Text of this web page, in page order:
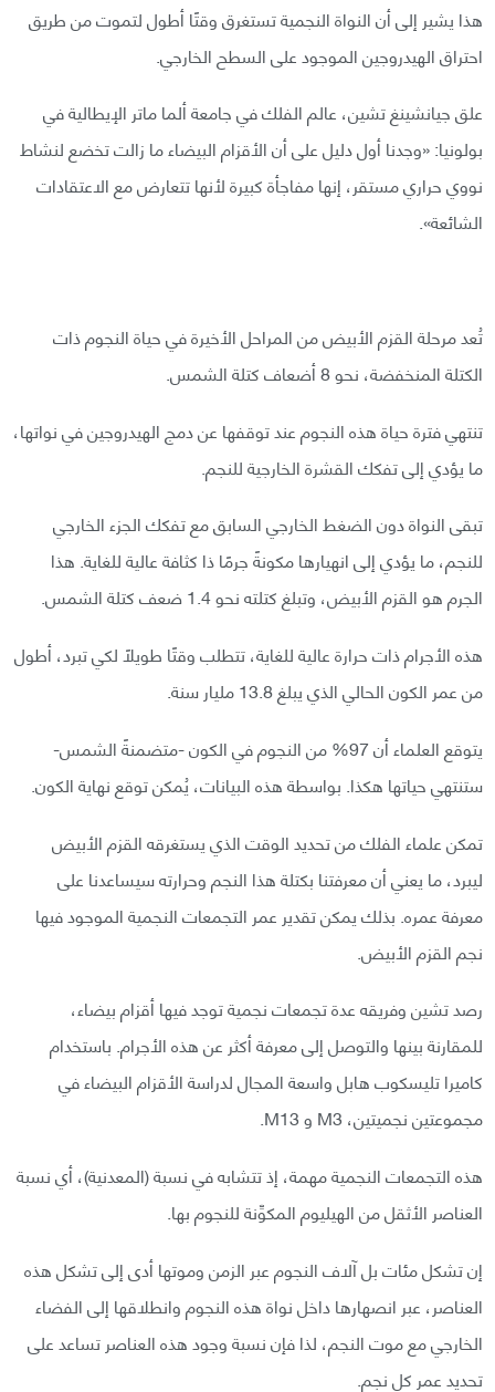
هذا يشير إلى أن النواة النجمية تستغرق وقتًا أطول لتموت من طريق
احتراق الهيدروجين الموجود على السطح الخارجي.
علق جيانشينغ تشين، عالم الفلك في جامعة ألما ماتر الإيطالية في
بولونيا: «وجدنا أول دليل على أن الأقزام البيضاء ما زالت تخضع لنشاط
نووي حراري مستقر، إنها مفاجأة كبيرة لأنها تتعارض مع الاعتقادات
الشائعة».
تُعد مرحلة القزم الأبيض من المراحل الأخيرة في حياة النجوم ذات
الكتلة المنخفضة، نحو 8 أضعاف كتلة الشمس.
تنتهي فترة حياة هذه النجوم عند توقفها عن دمج الهيدروجين في نواتها،
ما يؤدي إلى تفكك القشرة الخارجية للنجم.
تبقى النواة دون الضغط الخارجي السابق مع تفكك الجزء الخارجي
للنجم، ما يؤدي إلى انهيارها مكونةً جرمًا ذا كثافة عالية للغاية. هذا
الجرم هو القزم الأبيض، وتبلغ كتلته نحو 1.4 ضعف كتلة الشمس.
هذه الأجرام ذات حرارة عالية للغاية، تتطلب وقتًا طويلًا لكي تبرد، أطول
من عمر الكون الحالي الذي يبلغ 13.8 مليار سنة.
يتوقع العلماء أن 97% من النجوم في الكون -متضمنةً الشمس-
ستنتهي حياتها هكذا. بواسطة هذه البيانات، يُمكن توقع نهاية الكون.
تمكن علماء الفلك من تحديد الوقت الذي يستغرقه القزم الأبيض
ليبرد، ما يعني أن معرفتنا بكتلة هذا النجم وحرارته سيساعدنا على
معرفة عمره. بذلك يمكن تقدير عمر التجمعات النجمية الموجود فيها
نجم القزم الأبيض.
رصد تشين وفريقه عدة تجمعات نجمية توجد فيها أقزام بيضاء،
للمقارنة بينها والتوصل إلى معرفة أكثر عن هذه الأجرام. باستخدام
كاميرا تليسكوب هابل واسعة المجال لدراسة الأقزام البيضاء في
مجموعتين نجميتين، M3 و M13.
هذه التجمعات النجمية مهمة، إذ تتشابه في نسبة (المعدنية)، أي نسبة
العناصر الأثقل من الهيليوم المكوِّنة للنجوم بها.
إن تشكل مئات بل آلاف النجوم عبر الزمن وموتها أدى إلى تشكل هذه
العناصر، عبر انصهارها داخل نواة هذه النجوم وانطلاقها إلى الفضاء
الخارجي مع موت النجم، لذا فإن نسبة وجود هذه العناصر تساعد على
تحديد عمر كل نجم.